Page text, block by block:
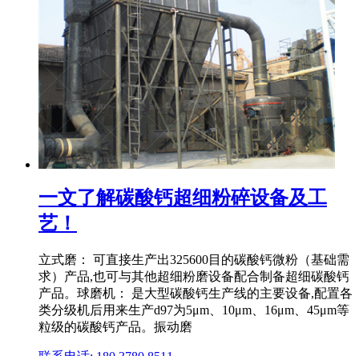
一文了解碳酸钙超细粉碎设备及工
艺！
立式磨： 可直接生产出325600目的碳酸钙微粉（基础需
求）产品,也可与其他超细粉磨设备配合制备超细碳酸钙
产品。球磨机： 是大型碳酸钙生产线的主要设备,配置各
类分级机后用来生产d97为5μm、10μm、16μm、45μm等
粒级的碳酸钙产品。振动磨